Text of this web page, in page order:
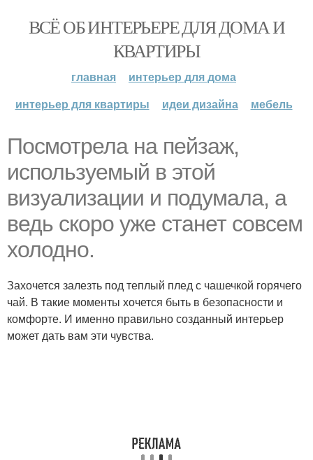
ВСЁ ОБ ИНТЕРЬЕРЕ ДЛЯ ДОМА И
КВАРТИРЫ
главная
интерьер для дома
интерьер для квартиры
идеи дизайна мебель
Посмотрела на пейзаж,
используемый в этой
визуализации и подумала, а
ведь скоро уже станет совсем
холодно.
Захочется залезть под теплый плед с чашечкой горячего
чай. В такие моменты хочется быть в безопасности и
комфорте. И именно правильно созданный интерьер
может дать вам эти чувства.